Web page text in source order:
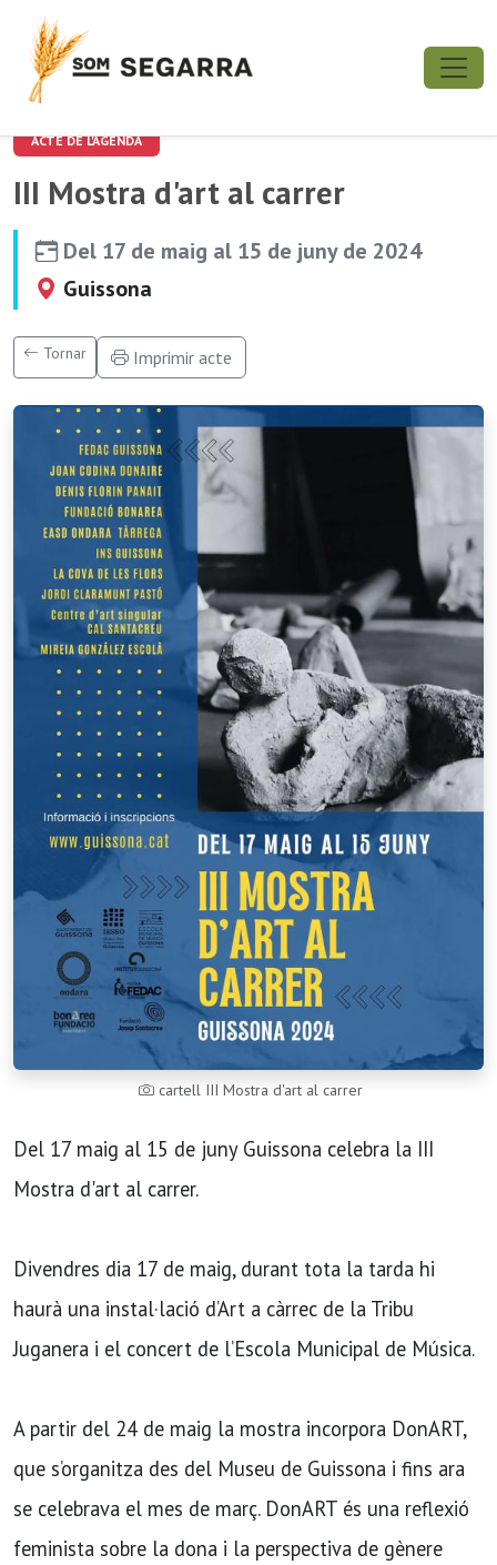
ACTE DE L'AGENDA
III Mostra d'art al carrer
Del 17 de maig al 15 de juny de 2024
Guissona
Tornar Imprimir acte
cartell III Mostra d'art al carrer
Del 17 maig al 15 de juny Guissona celebra la III
Mostra d'art al carrer.
Divendres dia 17 de maig, durant tota la tarda hi
haurà una instal·lació d’Art a càrrec de la Tribu
Juganera i el concert de l’Escola Municipal de Música.
A partir del 24 de maig la mostra incorpora DonART,
que s’organitza des del Museu de Guissona i fins ara
se celebrava el mes de març. DonART és una reflexió
feminista sobre la dona i la perspectiva de gènere